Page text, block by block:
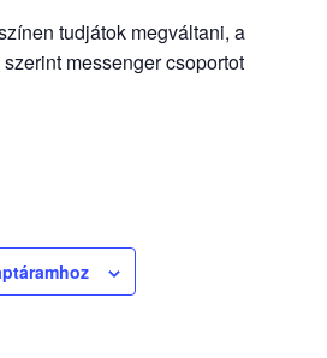
tudjátok megváltani, a
messenger csoportot